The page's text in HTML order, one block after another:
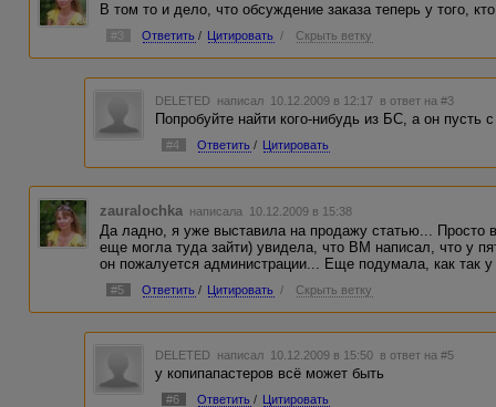
В том то и дело, что обсуждение заказа теперь у того,
#3 Ответить / Цитировать / Скрыть ветку
DELETED написал 10.12.2009 в 12:17 в ответ на #3
Попробуйте найти кого-нибудь из БС, а он пусть
#4 Ответить / Цитировать
zauralochka написала 10.12.2009 в 15:38
Да ладно, я уже выставила на продажу статью... Просто
еще могла туда зайти) увидела, что ВМ написал, что у
он пожалуется администрации... Еще подумала, как так
#5 Ответить / Цитировать / Скрыть ветку
DELETED написал 10.12.2009 в 15:50 в ответ на #5
у копипапастеров всё может быть
#6 Ответить / Цитировать